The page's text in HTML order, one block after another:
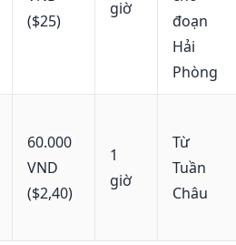
($25)
giờ
đoạn
Hải
Phòng
60.000
VND
($2,40)
1
giờ
Từ
Tuần
Châu